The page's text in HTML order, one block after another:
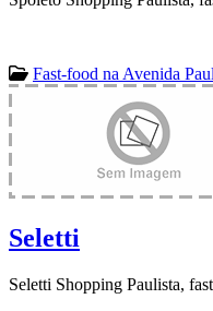
Fast-food na Avenida
Seletti
Seletti Shopping Paulista,